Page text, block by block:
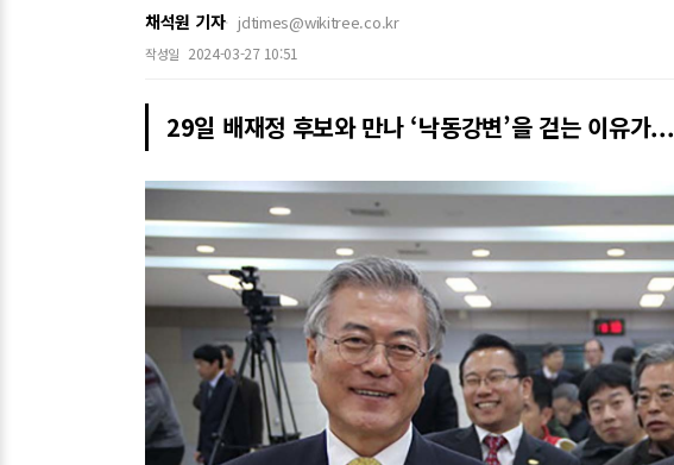
채석원 기자 jdtimes@wikitree.co.kr
작성일 2024-03-27 10:51
29일 배재정 후보와 만나 ‘낙동강변’을 걷는 이유가...